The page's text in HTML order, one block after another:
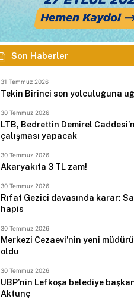
Son Haberler
31 Temmuz 2026
Tekin Birinci son yolculuğuna
30 Temmuz 2026
LTB, Bedrettin Demirel
çalışması yapacak
30 Temmuz 2026
Akaryakıta 3 TL zam!
30 Temmuz 2026
Rıfat Gezici davasında karar:
hapis
30 Temmuz 2026
Merkezi Cezaevi’nin yeni
oldu
30 Temmuz 2026
UBP’nin Lefkoşa belediye
Aktunç